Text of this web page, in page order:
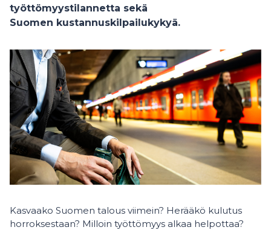
työttömyystilannetta sekä
Suomen kustannuskilpailukykyä.
Kasvaako Suomen talous viimein? Herääkö kulutus
horroksestaan? Milloin työttömyys alkaa helpottaa?